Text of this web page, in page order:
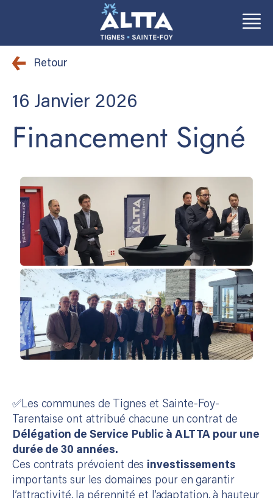
au
contenu
au
contenuRetour
16 Janvier 2026
Financement Signé
​✅​Les communes de Tignes et Sainte-Foy-
Tarentaise ont attribué chacune un contrat de
Délégation de Service Public à ALTTA pour une
durée de 30 années.
Ces contrats prévoient des investissements
importants sur les domaines pour en garantir
l’attractivité, la pérennité et l’adaptation, à hauteur